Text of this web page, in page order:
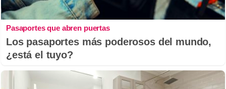
Pasaportes que abren puertas
Los pasaportes más poderosos del mundo,
¿está el tuyo?